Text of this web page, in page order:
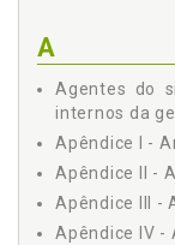
4.4 A
4.5 A
4.6 O
4.7 OS
PAPÉIS, p.
A
Agentes do
internos da
Apêndice I -
Apêndice II -
Apêndice III -
Apêndice IV -